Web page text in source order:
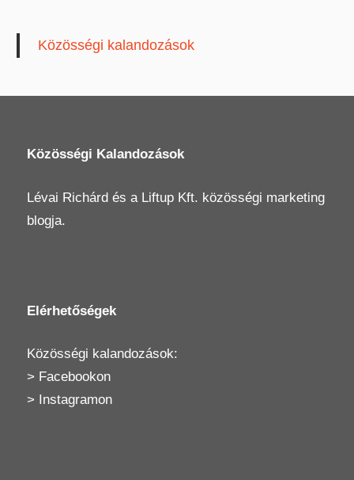
Közösségi kalandozások
Közösségi Kalandozások
Lévai Richárd és a Liftup Kft. közösségi marketing
blogja.
Elérhetőségek
Közösségi kalandozások:
> Facebookon
>
Instagramon